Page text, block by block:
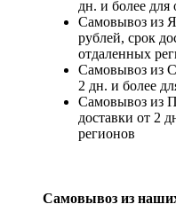
дн. и более для
Самовывоз из
рублей, срок
отдаленных
Самовывоз из
2 дн. и более
Самовывоз из
доставки от 2
регионов
Самовывоз из